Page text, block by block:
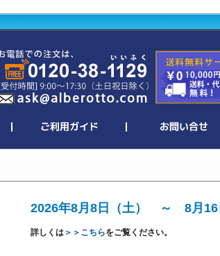
2026年8月8日（土） ～ 8月16
詳しくは＞＞こちらをご覧ください。